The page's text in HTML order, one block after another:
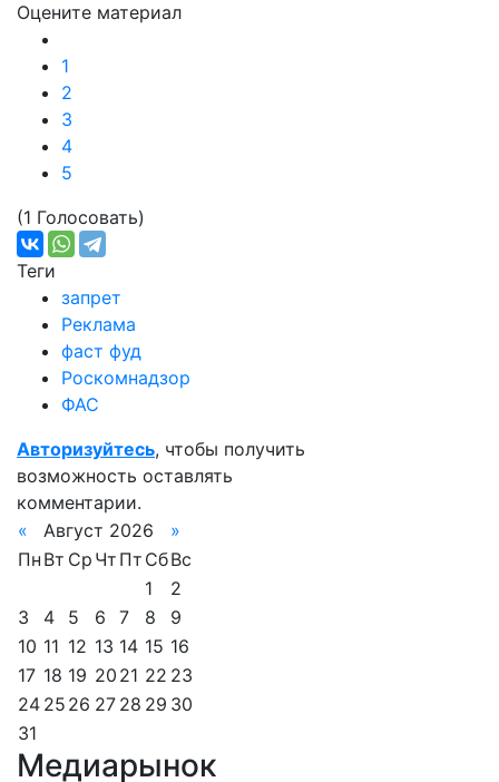
Оцените материал
1
2
3
4
5
(1 Голосовать)
Теги
запрет
Реклама
фаст фуд
Роскомнадзор
ФАС
Авторизуйтесь, чтобы получить
возможность оставлять
комментарии.
«
Август 2026
»
Пн Вт Ср Чт Пт СбВс
1
2
3
4 5 6 7 8
9
10 11 12 13 14 15 16
17 18 19 20 21 22 23
24 25 26 27 28 29 30
31
Медиарынок